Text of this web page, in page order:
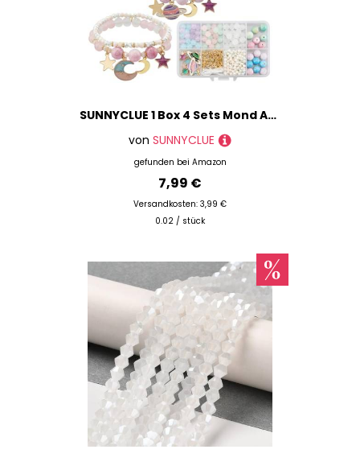
SUNNYCLUE 1 Box 4 Sets Mond Armbänder Bastelsets Multi Armband Set Böhmische Mehrschichtige Armbänder Sterne Planeten Halbmond Charms Glasperlen Für Schmuckherstellungssets Für Erwachsene DIY Bastelbe
von SUNNYCLUE
gefunden bei Amazon
7,99 €
Versandkosten: 3,99 €
0.02 / stück